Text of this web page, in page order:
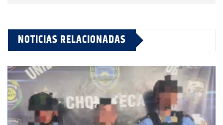
NOTICIAS RELACIONADAS